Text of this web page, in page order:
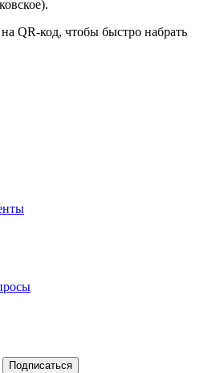
QR-код, чтобы быстро набрать
Подписаться